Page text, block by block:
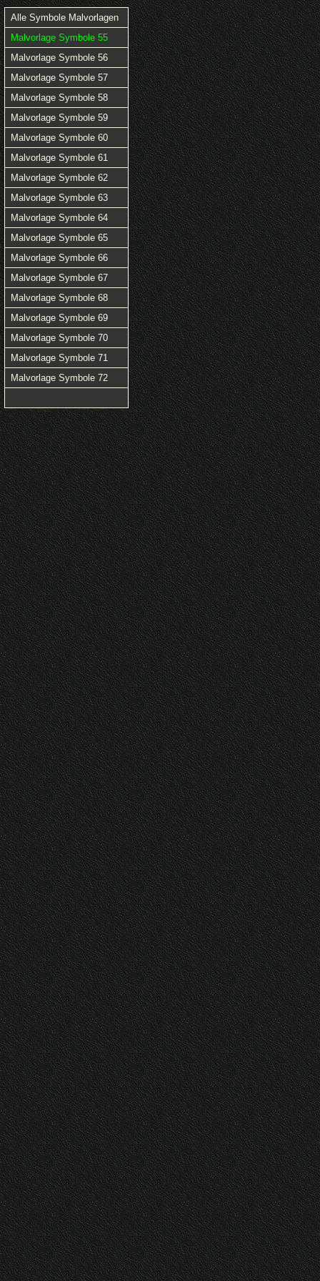
Alle Symbole Malvorlagen
Malvorlage Symbole 55
Malvorlage Symbole 56
Malvorlage Symbole 57
Malvorlage Symbole 58
Malvorlage Symbole 59
Malvorlage Symbole 60
Malvorlage Symbole 61
Malvorlage Symbole 62
Malvorlage Symbole 63
Malvorlage Symbole 64
Malvorlage Symbole 65
Malvorlage Symbole 66
Malvorlage Symbole 67
Malvorlage Symbole 68
Malvorlage Symbole 69
Malvorlage Symbole 70
Malvorlage Symbole 71
Malvorlage Symbole 72